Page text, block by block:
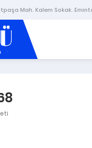
Mah. Kalem Sokak.